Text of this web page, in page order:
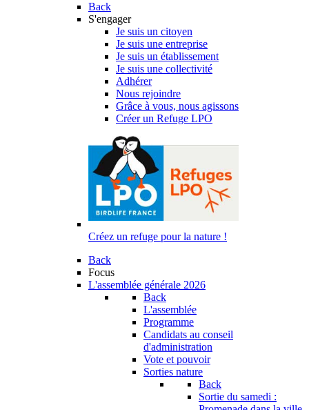
Back
S'engager
Je suis un citoyen
Je suis une entreprise
Je suis un établissement
Je suis une collectivité
Adhérer
Nous rejoindre
Grâce à vous, nous agissons
Créer un Refuge LPO
Créez un refuge pour la nature !
Back
Focus
L'assemblée générale 2026
Back
L'assemblée
Programme
Candidats au conseil
d'administration
Vote et pouvoir
Sorties nature
Back
Sortie du samedi :